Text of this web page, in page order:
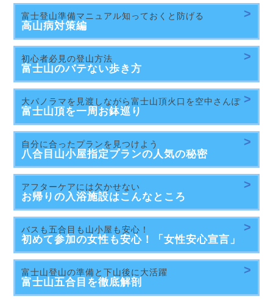
富士登山準備マニュアル知っておくと防げる
高山病対策編
初心者必見の登山方法
富士山のバテない歩き方
大パノラマを見渡しながら富士山頂火口を空中さんぽ
富士山頂を一周 お鉢巡り
自分に合ったプランを見つけよう
八合目山小屋指定プランの人気の秘密
アフターケアには欠かせない
お帰りの入浴施設はこんなところ
バスも五合目も山小屋も安心！
初めて参加の女性も安心！「女性安心宣言」
富士山登山の準備と下山後に大活躍
富士山五合目を徹底解剖